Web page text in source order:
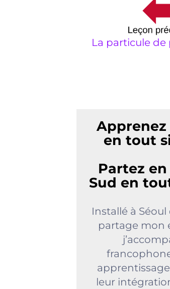
La particule de
Apprenez
en tout
Partez
Sud en
Installé à Séoul
partage mon
leur